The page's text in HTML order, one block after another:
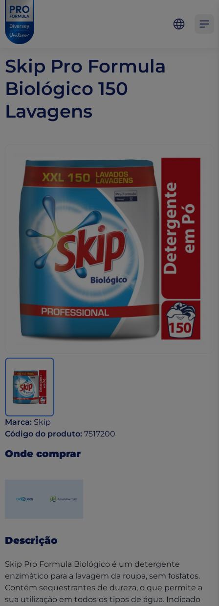
Skip to main content
Skip to navigation
Skip to footer
Pro Formula
Skip Pro Formula
Biológico 150
Lavagens
Marca: Skip
Código do produto: 7517200
Onde comprar
Descrição
Skip Pro Formula Biológico é um detergente
enzimático para a lavagem da roupa, sem fosfatos.
Contém sequestrantes de dureza, o que permite a
sua utilização em todos os tipos de água. Indicado